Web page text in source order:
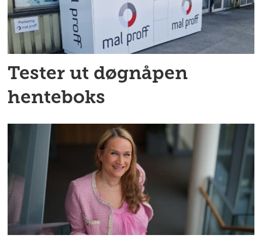
Tester ut døgnåpen
henteboks